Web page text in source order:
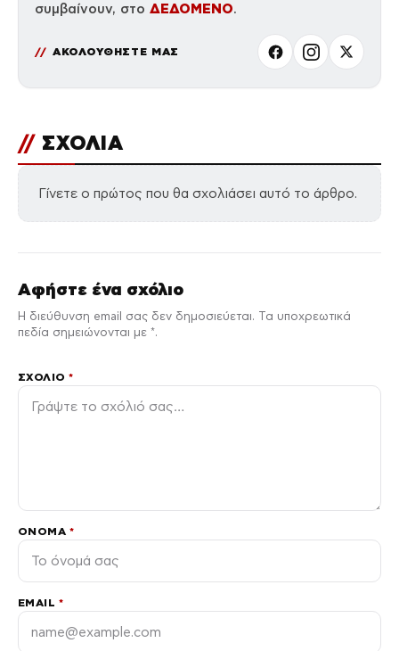
συμβαίνουν, στο ΔΕΔΟΜΕΝΟ.
ΑΚΟΛΟΥΘΗΣΤΕ ΜΑΣ
// ΣΧΟΛΙΑ
Γίνετε ο πρώτος που θα σχολιάσει αυτό το άρθρο.
Αφήστε ένα σχόλιο
Η διεύθυνση email σας δεν δημοσιεύεται. Τα υποχρεωτικά
πεδία σημειώνονται με *.
ΣΧΌΛΙΟ*
ΌΝΟΜΑ *
EMAIL *